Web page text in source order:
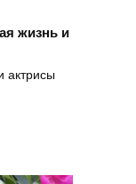
жизнь и
актрисы